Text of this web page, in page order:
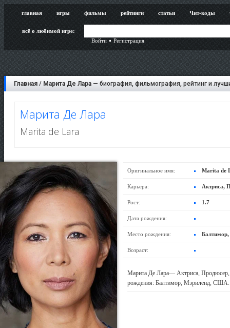
главная игры фильмы рейтинги статьи Чит-коды
всё о любимой игре:
Войти
Регистрация
Главная / Марита Де Лара — биография, фильмография, рейтинг и
Марита Де Лара
Marita de Lara
Оригинальное имя: Marita de
Карьера: Актриса,
Рост: 1.7
Дата рождения:
Место рождения:
Возраст:
Марита Де Лара— Актриса,
рождения: Балтимор, Мэриленд, США.